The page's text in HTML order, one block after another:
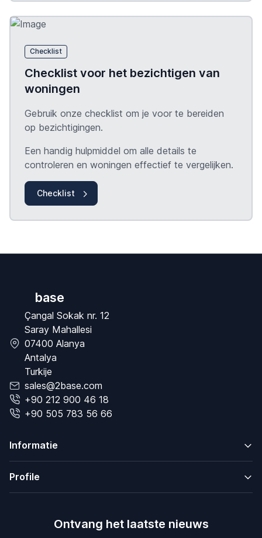
Checklist
Checklist voor het bezichtigen van
woningen
Gebruik onze checklist om je voor te bereiden
op bezichtigingen.
Een handig hulpmiddel om alle details te
controleren en woningen effectief te vergelijken.
Checklist
base
Çangal Sokak nr. 12
Saray Mahallesi
07400 Alanya
Antalya
Turkije
sales@2base.com
+90 212 900 46 18
+90 505 783 56 66
Informatie
Profile
Ontvang het laatste nieuws